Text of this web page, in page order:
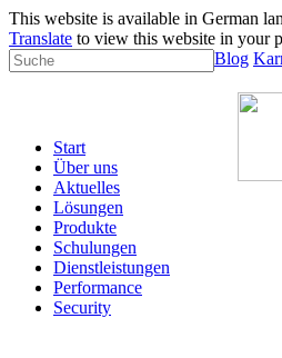
This website is available in German
Translate to view this website in your
Blog
Start
Über uns
Aktuelles
Lösungen
Produkte
Schulungen
Dienstleistungen
Performance
Security